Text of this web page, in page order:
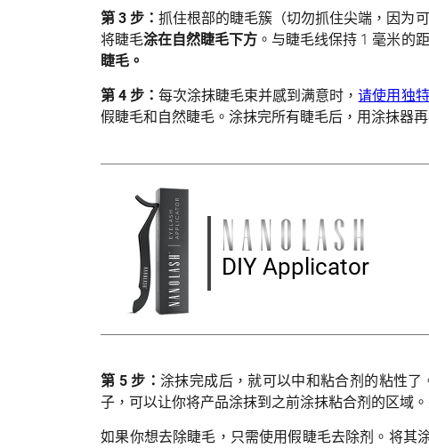
第 3 步：抓住根部的睫毛簇（切勿抓住尖端，因为
将睫毛涂在自然睫毛下方 。与睫毛线保持 1 毫米的
睫毛。
第 4 步：每次涂抹睫毛束并感到满意时，请使用独
假睫毛和自然睫毛。涂抹完所有睫毛后，用涂抹器
DIY Applicator
第 5 步：涂抹完成后，就可以中和粘合剂的粘性了
子，可以让你将产品涂抹到之前涂抹粘合剂的区域。
如果你想去除睫毛，只需使用假睫毛去除剂。将其